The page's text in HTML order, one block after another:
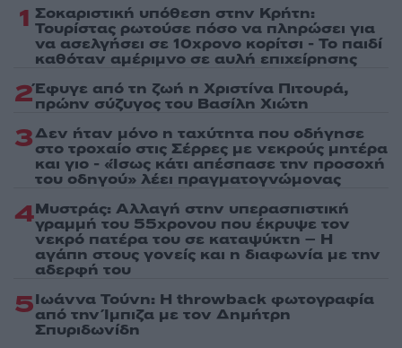
1 Σοκαριστική υπόθεση στην Κρήτη:
Τουρίστας ρωτούσε πόσο να πληρώσει για
να ασελγήσει σε 10χρονο κορίτσι - Το παιδί
καθόταν αμέριμνο σε αυλή επιχείρησης
2Έφυγε από τη ζωή η Χριστίνα Πιτουρά,
πρώην σύζυγος του Βασίλη Χιώτη
3Δεν ήταν μόνο η ταχύτητα που οδήγησε
στο τροχαίο στις Σέρρες με νεκρούς μητέρα
και γιο - «Ίσως κάτι απέσπασε την προσοχή
του οδηγού» λέει πραγματογνώμονας
4Μυστράς: Αλλαγή στην υπερασπιστική
γραμμή του 55χρονου που έκρυψε τον
νεκρό πατέρα του σε καταψύκτη – Η
αγάπη στους γονείς και η διαφωνία με την
αδερφή του
5Ιωάννα Τούνη: Η throwback φωτογραφία
από την Ίμπιζα με τον Δημήτρη
Σπυριδωνίδη